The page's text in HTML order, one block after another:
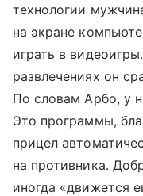
технологии
на экране
играть в
развлечениях он
По словам Арбо, у
Это программы,
прицел
на противника.
иногда «движется